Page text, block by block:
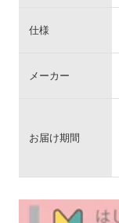
仕様
メーカー
お届け期間